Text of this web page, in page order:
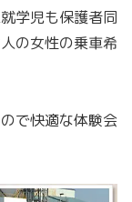
学児も保護者同
の女性の乗車希
で快適な体験会